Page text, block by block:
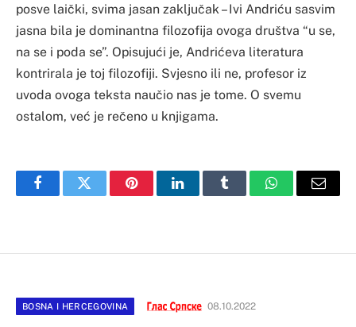
posve laički, svima jasan zaključak – Ivi Andriću sasvim
jasna bila je dominantna filozofija ovoga društva “u se,
na se i poda se”. Opisujući je, Andrićeva literatura
kontrirala je toj filozofiji. Svjesno ili ne, profesor iz
uvoda ovoga teksta naučio nas je tome. O svemu
ostalom, već je rečeno u knjigama.
FacebookTwitter PinterestLinkedInTumblr WhatsAppEmail
BOSNA I HERCEGOVINA 08.10.2022